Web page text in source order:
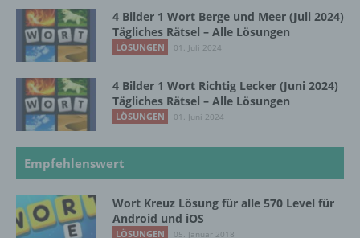
4 Bilder 1 Wort Berge und Meer (Juli 2024)
Tägliches Rätsel – Alle Lösungen
LÖSUNGEN 01. Juli 2024
4 Bilder 1 Wort Richtig Lecker (Juni 2024)
Tägliches Rätsel – Alle Lösungen
LÖSUNGEN 01. Juni 2024
Empfehlenswert
Wort Kreuz Lösung für alle 570 Level für
Android und iOS
LÖSUNGEN 05. Januar 2018
Informationen nicht mehr einer spezifischen
betroffenen Person zugeordnet werden
können, sofern diese zusätzlichen
Informationen gesondert aufbewahrt werden
Maßnahmen unterliegen, die gewährleisten,
dass die personenbezogenen Daten nicht
einer identifizierten oder identifizierbaren
Verantwortlicher